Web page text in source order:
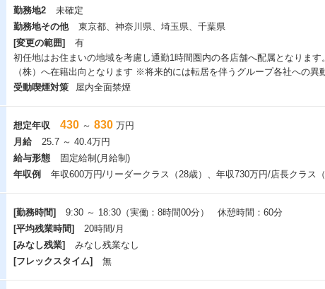
勤務地2
未確定
勤務地その他
東京都、神奈川県、埼玉県、千葉県
[変更の範囲]
有
初任地はお住まいの地域を考慮し通勤1時間圏内の各店舗へ配属となりま
（株）へ在籍出向となります ※将来的には転居を伴うグループ各社への異
受動喫煙対策
屋内全面禁煙
想定年収 430 ～ 830 万円
月給
25.7 ～ 40.4万円
給与形態
固定給制(月給制)
年収例
年収600万円/リーダークラス（28歳）、年収730万円/店長クラス（
[勤務時間]
9:30 ～ 18:30（実働：8時間00分） 休憩時間：60分
[平均残業時間]
20時間/月
[みなし残業]
みなし残業なし
[フレックスタイム]
無